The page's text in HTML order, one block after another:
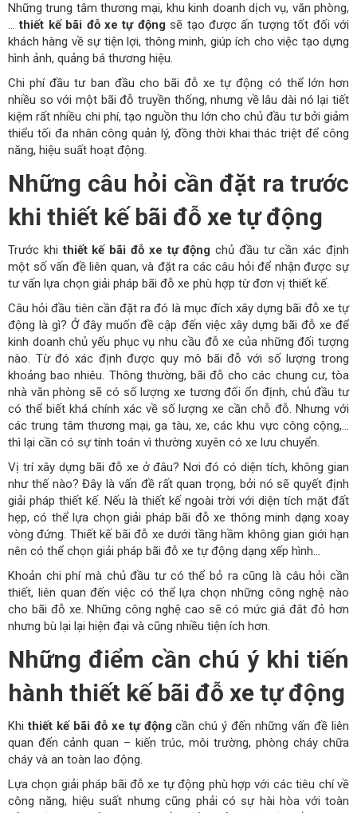
Những trung tâm thương mại, khu kinh doanh dịch vụ, văn phòng,
…thiết kế bãi đỗ xe tự động sẽ tạo được ấn tượng tốt đối với
khách hàng về sự tiện lợi, thông minh, giúp ích cho việc tạo dựng
hình ảnh, quảng bá thương hiệu.
Chi phí đầu tư ban đầu cho bãi đỗ xe tự động có thể lớn hơn
nhiều so với một bãi đỗ truyền thống, nhưng về lâu dài nó lại tiết
kiệm rất nhiều chi phí, tạo nguồn thu lớn cho chủ đầu tư bởi giảm
thiểu tối đa nhân công quản lý, đồng thời khai thác triệt để công
năng, hiệu suất hoạt động.
Những câu hỏi cần đặt ra trước
khi thiết kế bãi đỗ xe tự động
Trước khithiết kế bãi đỗ xe tự động chủ đầu tư cần xác định
một số vấn đề liên quan, và đặt ra các câu hỏi để nhận được sự
tư vấn lựa chọn giải pháp bãi đỗ xe phù hợp từ đơn vị thiết kế.
Câu hỏi đầu tiên cần đặt ra đó là mục đích xây dựng bãi đỗ xe tự
động là gì? Ở đây muốn đề cập đến việc xây dựng bãi đỗ xe để
kinh doanh chủ yếu phục vụ nhu cầu đỗ xe của những đối tượng
nào. Từ đó xác định được quy mô bãi đỗ với số lượng trong
khoảng bao nhiêu. Thông thường, bãi đỗ cho các chung cư, tòa
nhà văn phòng sẽ có số lượng xe tương đối ổn định, chủ đầu tư
có thể biết khá chính xác về số lượng xe cần chỗ đỗ. Nhưng với
các trung tâm thương mại, ga tàu, xe, các khu vực công cộng,…
thì lại cần có sự tính toán vì thường xuyên có xe lưu chuyển.
Vị trí xây dựng bãi đỗ xe ở đâu? Nơi đó có diện tích, không gian
như thế nào? Đây là vấn đề rất quan trọng, bởi nó sẽ quyết định
giải pháp thiết kế. Nếu là thiết kế ngoài trời với diện tích mặt đất
hẹp, có thể lựa chọn giải pháp bãi đỗ xe thông minh dạng xoay
vòng đứng. Thiết kế bãi đỗ xe dưới tầng hầm không gian giới hạn
nên có thể chọn giải pháp bãi đỗ xe tự động dạng xếp hình…
Khoản chi phí mà chủ đầu tư có thể bỏ ra cũng là câu hỏi cần
thiết, liên quan đến việc có thể lựa chọn những công nghệ nào
cho bãi đỗ xe. Những công nghệ cao sẽ có mức giá đắt đỏ hơn
nhưng bù lại lại hiện đại và cũng nhiều tiện ích hơn.
Những điểm cần chú ý khi tiến
hành thiết kế bãi đỗ xe tự động
Khithiết kế bãi đỗ xe tự động cần chú ý đến những vấn đề liên
quan đến cảnh quan – kiến trúc, môi trường, phòng cháy chữa
cháy và an toàn lao động.
Lựa chọn giải pháp bãi đỗ xe tự động phù hợp với các tiêu chí về
công năng, hiệu suất nhưng cũng phải có sự hài hòa với toàn